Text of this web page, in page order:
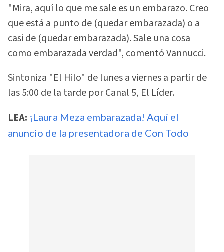
"Mira, aquí lo que me sale es un embarazo. Creo
que está a punto de (quedar embarazada) o a
casi de (quedar embarazada). Sale una cosa
como embarazada verdad", comentó Vannucci.
Sintoniza "El Hilo" de lunes a viernes a partir de
las 5:00 de la tarde por Canal 5, El Líder.
LEA: ¡Laura Meza embarazada! Aquí el
anuncio de la presentadora de Con Todo